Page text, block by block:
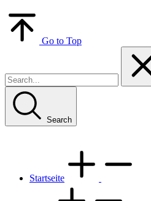
Go to Top
Search
Startseite